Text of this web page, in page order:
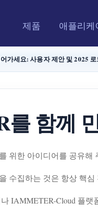
제품 애플리케
가세요: 사용자 제안 및 2025 로
함께
위한 아이디어를 공유
수집하는 것은 항상 핵
IAMMETER-Cloud 플